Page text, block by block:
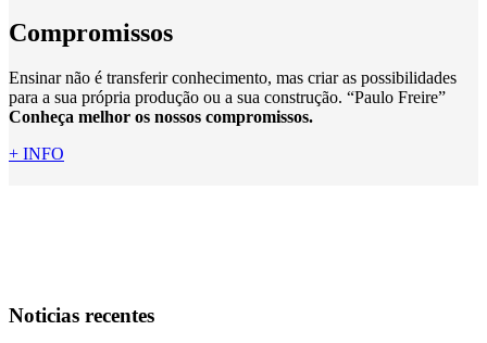
Compromissos
Ensinar não é transferir conhecimento, mas criar as possibilidades
para a sua própria produção ou a sua construção. “Paulo Freire”
Conheça melhor os nossos compromissos.
+ INFO
Noticias recentes